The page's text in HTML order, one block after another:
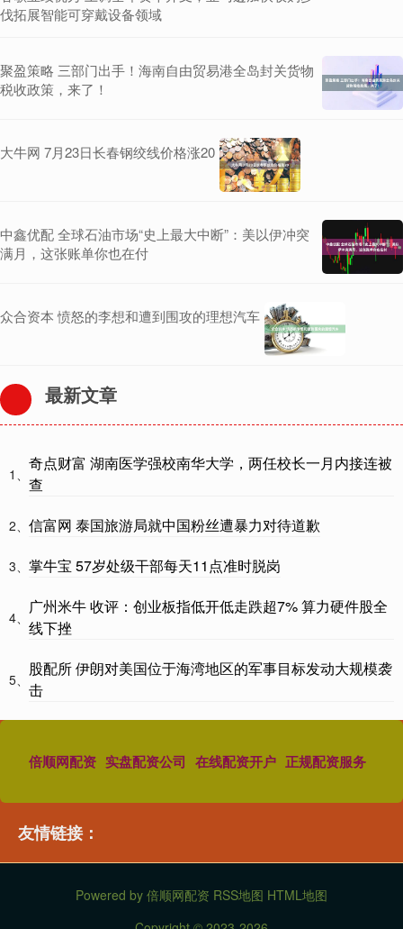
伐拓展智能可穿戴设备领域
聚盈策略 三部门出手！海南自由贸易港全岛封关货物
税收政策，来了！
大牛网 7月23日长春钢绞线价格涨20
中鑫优配 全球石油市场“史上最大中断”：美以伊冲突
满月，这张账单你也在付
众合资本 愤怒的李想和遭到围攻的理想汽车
最新文章
1、
奇点财富 湖南医学强校南华大学，两任校长一月内接连被
查
2、 信富网 泰国旅游局就中国粉丝遭暴力对待道歉
3、 掌牛宝 57岁处级干部每天11点准时脱岗
4、
广州米牛 收评：创业板指低开低走跌超7% 算力硬件股全
线下挫
5、
股配所 伊朗对美国位于海湾地区的军事目标发动大规模袭
击
倍顺网配资 实盘配资公司 在线配资开户 正规配资服务
友情链接：
Powered by 倍顺网配资 RSS地图 HTML地图